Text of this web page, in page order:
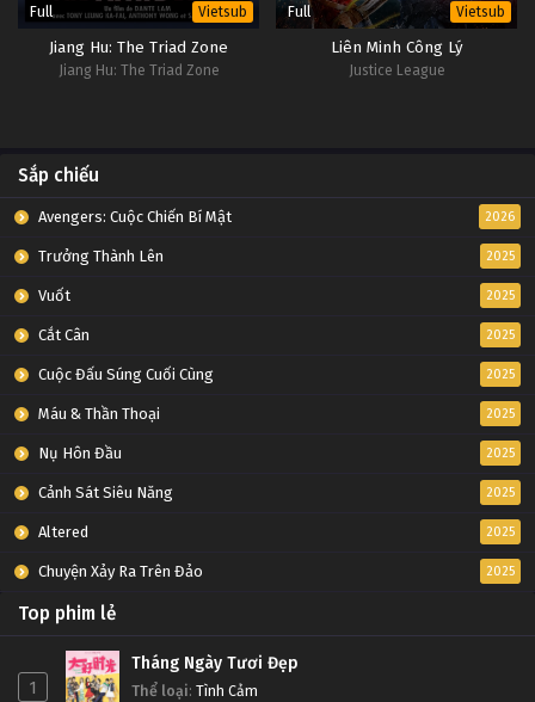
Full Vietsub
Jiang Hu: The Triad Zone
Jiang Hu: The Triad Zone
Full Vietsub
Liên Minh Công Lý
Justice League
Sắp chiếu
Avengers: Cuộc Chiến Bí Mật 2026
Trưởng Thành Lên 2025
Vuốt 2025
Cắt Cân 2025
Cuộc Đấu Súng Cuối Cùng 2025
Máu & Thần Thoại 2025
Nụ Hôn Đầu 2025
Cảnh Sát Siêu Năng 2025
Altered 2025
Chuyện Xảy Ra Trên Đảo 2025
Top phim lẻ
1
Tháng Ngày Tươi Đẹp
Thể loại: Tình Cảm